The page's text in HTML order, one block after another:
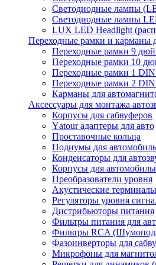
Светодиодные лампы
Светодиодные лампы
LUX LED Headlight
Переходные рамки и карманы
Переходные рамки 9
Переходные рамки 10
Переходные рамки 1 DIN
Переходные рамки 2 DIN
Карманы для
Аксессуары для монтажа
Корпусы для сабвуферов
Yаtour адаптеры для авто
Проставочные кольца
Подиумы для
Конденсаторы для
Корпусы для
Преобразователи уровня
Акустические терминалы
Регуляторы уровня
Дистрибьюторы питания
Фильтры питания для
Фильтры RCA
Фазоинверторы для
Микрофоны для